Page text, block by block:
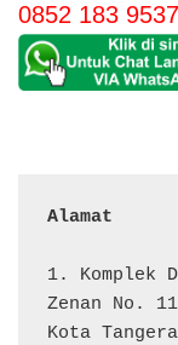
0852 183
Alamat
1. Komplek
Zenan No.
Kota